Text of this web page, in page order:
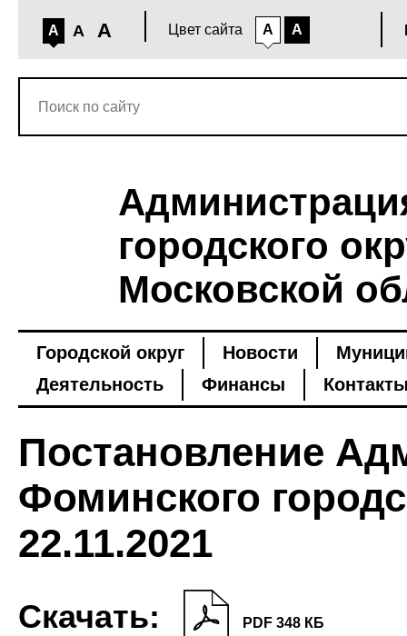
A A A Цвет сайта A A
городского
Московской
Городской округ Новости
Деятельность
Финансы
Постановление
Фоминского
22.11.2021
Скачать: PDF 348 КБ